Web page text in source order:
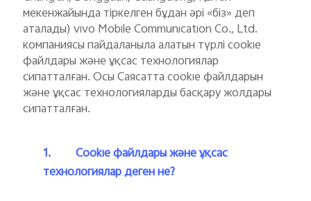
Казахстан(kk) | Елді/аймақты таңдаңыз
мекенжайында тіркелген бұдан әрі «біз» деп
аталады) vivo Mobile Communication Co., Ltd.
компаниясы пайдаланыла алатын түрлі cookie
файлдары және ұқсас технологиялар
сипатталған. Осы Саясатта cookie файлдарын
және ұқсас технологияларды басқару жолдары
сипатталған.
1.
Cookie файлдары және ұқсас
технологиялар деген не?